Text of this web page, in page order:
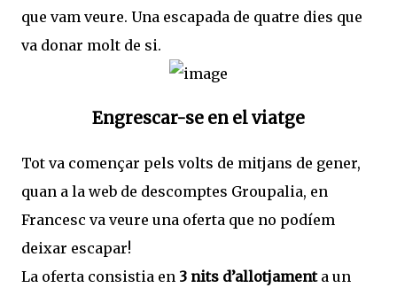
que vam veure. Una escapada de quatre dies que
va donar molt de si.
Engrescar-se en el viatge
Tot va començar pels volts de mitjans de gener,
quan a la web de descomptes Groupalia, en
Francesc va veure una oferta que no podíem
deixar escapar!
La oferta consistia en 3 nits d’allotjamenta un